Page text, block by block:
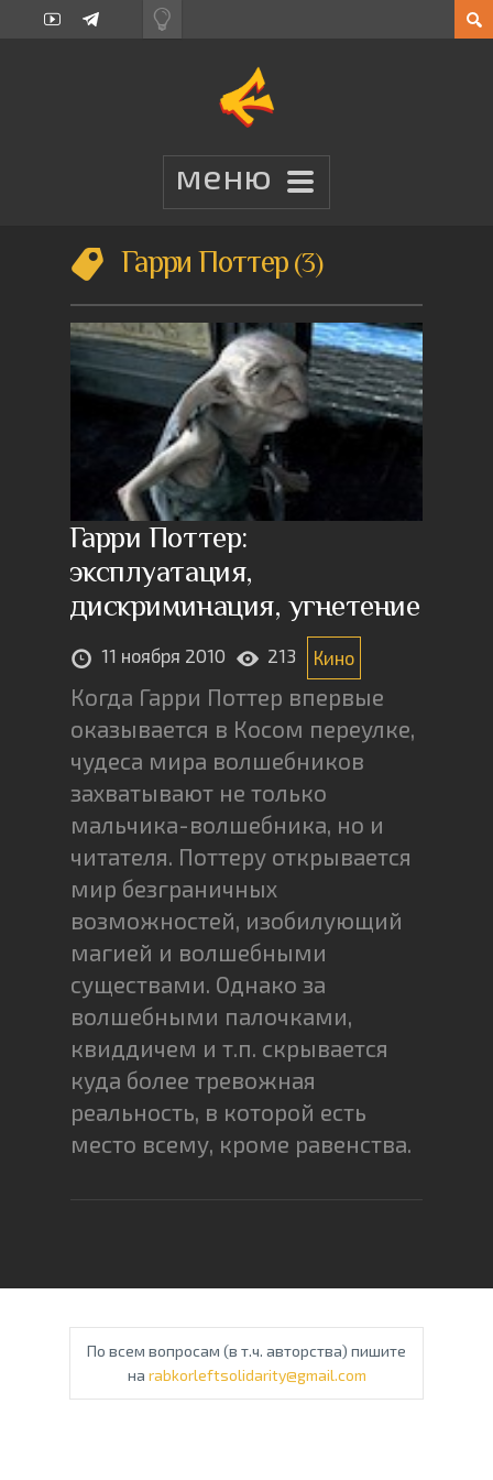
Гарри Поттер 3
Гарри Поттер:
эксплуатация,
дискриминация, угнетение
11 ноября 2010 213 Кино
Когда Гарри Поттер впервые
оказывается в Косом переулке,
чудеса мира волшебников
захватывают не только
мальчика-волшебника, но и
читателя. Поттеру открывается
мир безграничных
возможностей, изобилующий
магией и волшебными
существами. Однако за
волшебными палочками,
квиддичем и т.п. скрывается
куда более тревожная
реальность, в которой есть
место всему, кроме равенства.
По всем вопросам (в т.ч. авторства) пишите
на rabkorleftsolidarity@gmail.com